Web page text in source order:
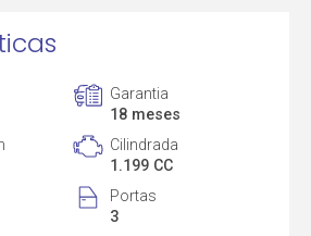
Garantia
18 meses
Cilindrada
1.199 CC
Portas
3